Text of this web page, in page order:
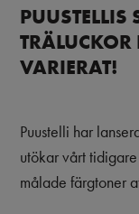
PUUSTELLIS
VARIERAT!
Puustelli har
utökar vårt
målade färgtoner